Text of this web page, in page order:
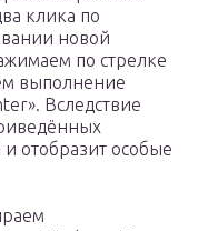
клика по
новой
по стрелке
выполнение
Вследствие
и отобразит особые